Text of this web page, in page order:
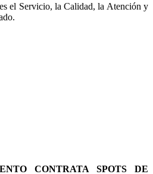
el Servicio, la Calidad, la Atención y
CONTRATA SPOTS DE